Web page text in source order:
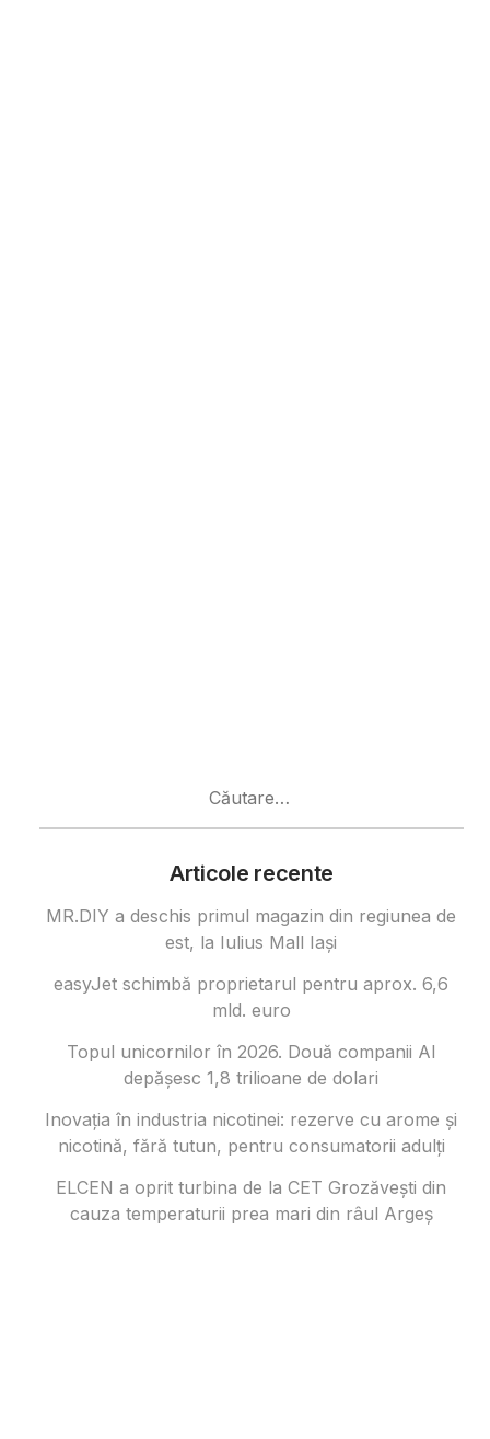
Articole recente
MR.DIY a deschis primul magazin din regiunea de
est, la Iulius Mall Iași
easyJet schimbă proprietarul pentru aprox. 6,6
mld. euro
Topul unicornilor în 2026. Două companii AI
depășesc 1,8 trilioane de dolari
Inovația în industria nicotinei: rezerve cu arome și
nicotină, fără tutun, pentru consumatorii adulți
ELCEN a oprit turbina de la CET Grozăvești din
cauza temperaturii prea mari din râul Argeș